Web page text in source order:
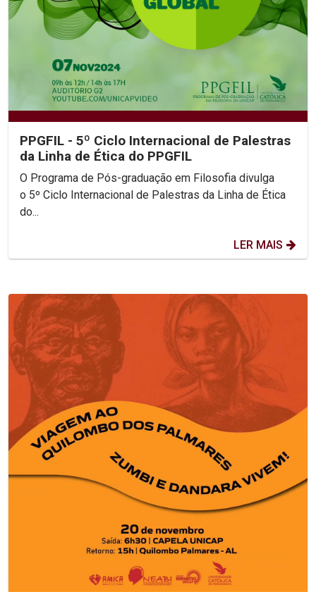
PPGFIL - 5º Ciclo Internacional de Palestras
da Linha de Ética do PPGFIL
O Programa de Pós-graduação em Filosofia divulga
o 5º Ciclo Internacional de Palestras da Linha de Ética
do...
LER MAIS